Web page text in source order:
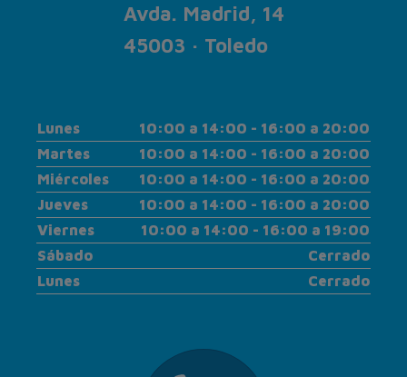
Avda. Madrid, 14
45003 · Toledo
Lunes
10:00 a 14:00 - 16:00 a 20:00
Martes
10:00 a 14:00 - 16:00 a 20:00
Miércoles
10:00 a 14:00 - 16:00 a 20:00
Jueves
10:00 a 14:00 - 16:00 a 20:00
Viernes
10:00 a 14:00 - 16:00 a 19:00
Sábado
Cerrado
Lunes
Cerrado